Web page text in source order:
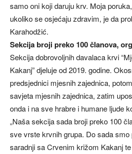
samo oni koji daruju krv. Moja
ukoliko se osjećaju zdravim, je da
Karahodžić.
Sekcija broji preko 100 članova,
Sekcija dobrovoljnih davalaca krvi
Kakanj” djeluje od 2019. godine.
predsjednici mjesnih zajednica,
savjeta mjesnih zajednica, zatim
onda i na sve hrabre i humane ljude
„Naša sekcija sada broji preko 100
sve vrste krvnih grupa. Do sada smo
saradnji sa Crvenim križom Kakanj